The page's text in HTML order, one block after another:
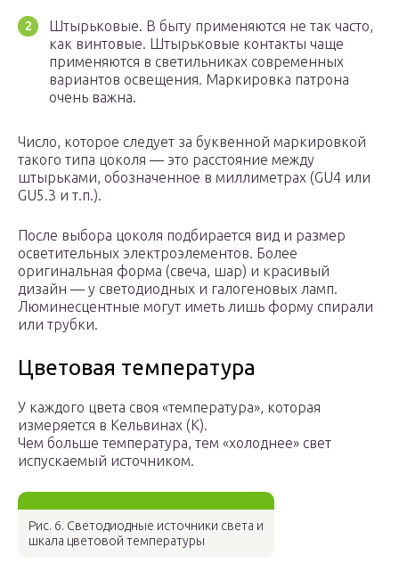
Штырьковые. В быту применяются не так часто,
как винтовые. Штырьковые контакты чаще
применяются в светильниках современных
вариантов освещения. Маркировка патрона
очень важна.
Число, которое следует за буквенной маркировкой
такого типа цоколя — это расстояние между
штырьками, обозначенное в миллиметрах (GU4 или
GU5.3 и т.п.).
После выбора цоколя подбирается вид и размер
осветительных электроэлементов. Более
оригинальная форма (свеча, шар) и красивый
дизайн — у светодиодных и галогеновых ламп.
Люминесцентные могут иметь лишь форму спирали
или трубки.
Цветовая температура
У каждого цвета своя «температура», которая
измеряется в Кельвинах (К).
Чем больше температура, тем «холоднее» свет
испускаемый источником.
Рис. 6. Светодиодные источники света и
шкала цветовой температуры